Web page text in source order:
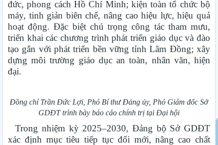
đức, phong cách Hồ Chí Minh; kiện toàn tổ chức bộ
máy, tinh giản biên chế, nâng cao hiệu lực, hiệu quả
hoạt động. Đặc biệt chú trọng công tác tham mưu,
triển khai các chương trình phát triển giáo dục và đào
tạo gắn với phát triển bền vững tỉnh Lâm Đồng; xây
dựng môi trường giáo dục an toàn, nhân văn, hiện
đại.
Đồng chí Trần Đức Lợi, Phó Bí thư Đảng ủy, Phó Giám đốc Sở
GDĐT trình bày báo cáo chính trị tại Đại hội
Trong nhiệm kỳ 2025–2030, Đảng bộ Sở GDĐT
xác định mục tiêu tiếp tục đổi mới, nâng cao chất